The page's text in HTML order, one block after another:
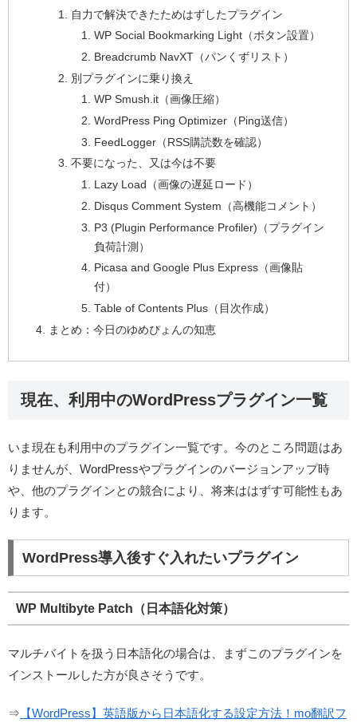
自力で解決できたためはずしたプラグイン
WP Social Bookmarking Light（ボタン設置）
Breadcrumb NavXT（パンくずリスト）
別プラグインに乗り換え
WP Smush.it（画像圧縮）
WordPress Ping Optimizer（Ping送信）
FeedLogger（RSS購読数を確認）
不要になった、又は今は不要
Lazy Load（画像の遅延ロード）
Disqus Comment System（高機能コメント）
P3 (Plugin Performance Profiler)（プラグイン
負荷計測）
Picasa and Google Plus Express（画像貼
付）
Table of Contents Plus（目次作成）
まとめ：今日のゆめぴょんの知恵
現在、利用中のWordPressプラグイン一覧
いま現在も利用中のプラグイン一覧です。今のところ問題はあ
りませんが、WordPressやプラグインのバージョンアップ時
や、他のプラグインとの競合により、将来ははずす可能性もあ
ります。
WordPress導入後すぐ入れたいプラグイン
WP Multibyte Patch（日本語化対策）
マルチバイトを扱う日本語化の場合は、まずこのプラグインを
インストールした方が良さそうです。
⇒ 【WordPress】英語版から日本語化する設定方法！mo翻訳フ